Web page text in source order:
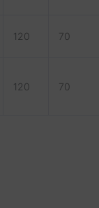
120 70
120 70